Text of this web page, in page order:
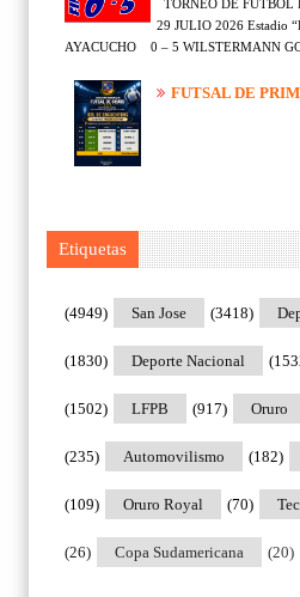
TORNEO DE FUTBOL
29 JULIO 2026 Estadio
AYACUCHO 0 – 5 WILSTERMANN
FUTSAL DE
Etiquetas
San Jose
(4949) (3418)
Deporte Nacional
(1830)
LFPB
(1502) Oruro
(917)
Automovilismo
(235) (182)
Oruro Royal
(109) (70)
Copa Sudamericana
(26) (20)